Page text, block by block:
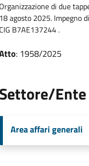
Organizzazione di due
18 agosto 2025. Impegno
CIG B7AE137244 .
: 1958/2025
Settore/Ente
Area affari generali